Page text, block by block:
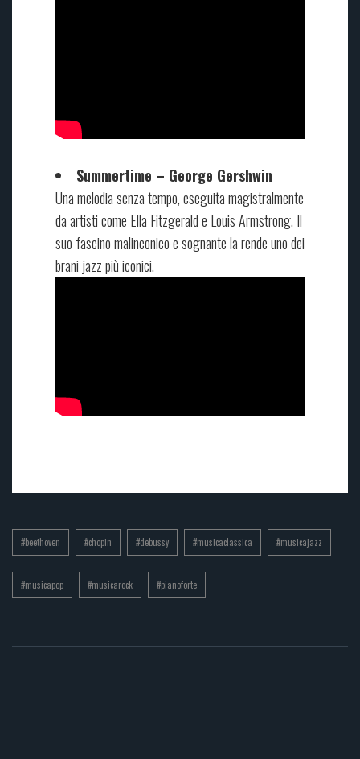
Summertime – George Gershwin
Una melodia senza tempo, eseguita magistralmente
da artisti come Ella Fitzgerald e Louis Armstrong. Il
suo fascino malinconico e sognante la rende uno dei
brani jazz più iconici.
#beethoven #chopin #debussy #musicaclassica #musicajazz
#musicapop #musicarock #pianoforte